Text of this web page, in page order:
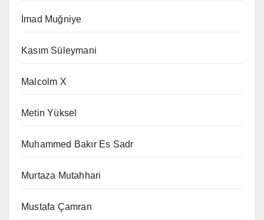
İmad Muğniye
Kasım Süleymani
Malcolm X
Metin Yüksel
Muhammed Bakır Es Sadr
Murtaza Mutahhari
Mustafa Çamran